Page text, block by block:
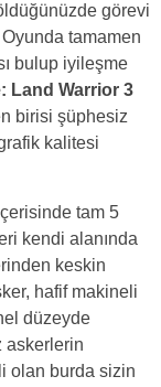
görevi
tamamen
bulup iyileşme
Land Warrior 3
birisi şüphesiz
kalitesi
tam 5
kendi alanında
keskin
hafif makineli
düzeyde
askerlerin
olan burda sizin